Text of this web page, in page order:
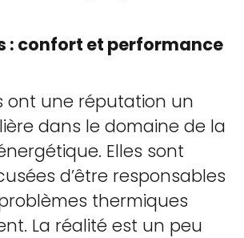
: confort et performance
ont une réputation un
dans le domaine de la
Elles sont
d’être responsables
thermiques
La réalité est un peu